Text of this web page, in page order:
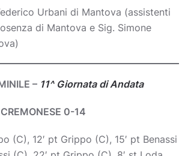
Urbani di Mantova (assistenti
di Mantova e Sig. Simone
– 11^ Giornata di Andata
0-14
(C), 12′ pt Grippo (C), 15′ pt Benassi